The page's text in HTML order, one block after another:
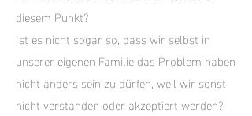
diesem Punkt?
Ist es nicht sogar so, dass wir selbst in
unserer eigenen Familie das Problem haben
nicht anders sein zu dürfen, weil wir sonst
nicht verstanden oder akzeptiert werden?